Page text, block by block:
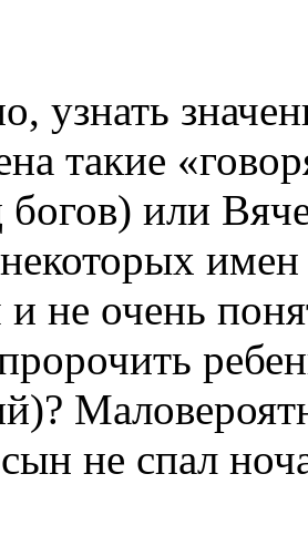
узнать
такие
или
не очень
не спал